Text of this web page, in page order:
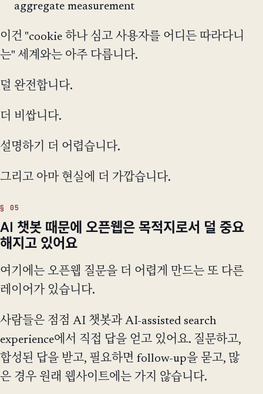
aggregate measurement
이건 "cookie 하나 심고 사용자를 어디든 따라다니
는" 세계와는 아주 다릅니다.
덜 완전합니다.
더 비쌉니다.
설명하기 더 어렵습니다.
그리고 아마 현실에 더 가깝습니다.
AI 챗봇 때문에 오픈웹은 목적지로서 덜 중요
해지고 있어요
여기에는 오픈웹 질문을 더 어렵게 만드는 또 다른
레이어가 있습니다.
사람들은 점점 AI 챗봇과 AI-assisted search
experience에서 직접 답을 얻고 있어요. 질문하고,
합성된 답을 받고, 필요하면 follow-up을 묻고, 많
은 경우 원래 웹사이트에는 가지 않습니다.